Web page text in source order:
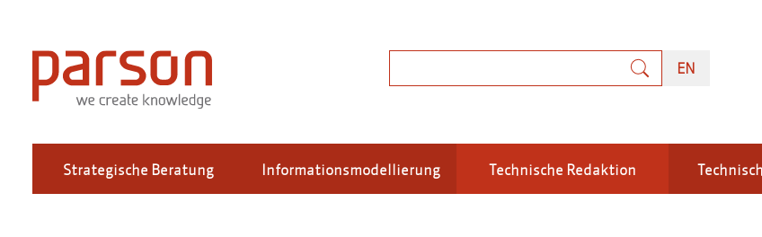
Inhalt
EN
Strategische Beratung Informationsmodellierung Technische Redaktion